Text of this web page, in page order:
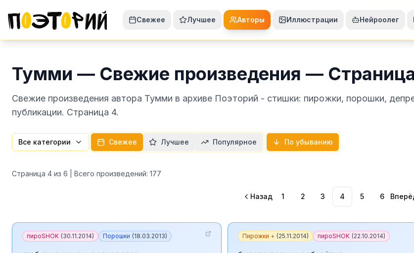
Свежее Лучшее Авторы Иллюстрации Нейроолег
Тумми — Свежие произведения —
Свежие произведения автора Тумми в архиве Поэторий - стишки: пирожки, порошки,
публикации. Страница 4.
Все категории Свежее Лучшее Популярное По убыванию
Страница 4 из 6 | Всего произведений: 177
Назад 1 2 3 4 5 6
пироSHOK (30.11.2014) Порошки (18.03.2013) Пирожки + (25.11.2014) пироSHOK (22.10.2014)